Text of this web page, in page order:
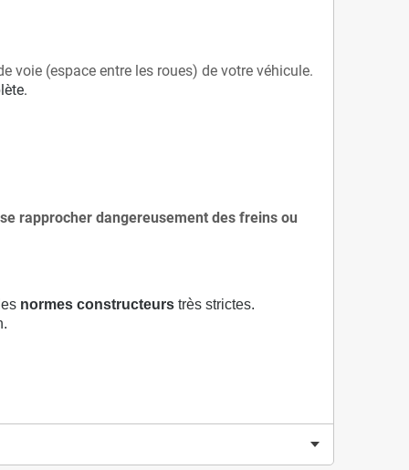
voie (espace entre les roues) de votre véhicule.
rapprocher dangereusement des freins ou
normes constructeurs très strictes.